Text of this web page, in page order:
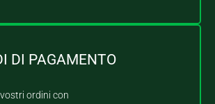
DI PAGAMENTO
ordini con